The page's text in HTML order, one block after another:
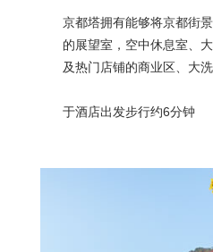
京都塔拥有能够将京都街
的展望室，空中休息室、
及热门店铺的商业区、大洗
于酒店出发步行约6分钟